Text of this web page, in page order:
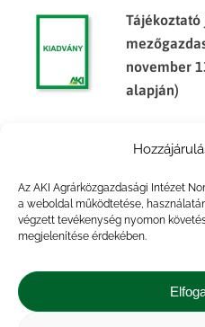
Az AKI Agrárközgazdasági Intézet
a weboldal működtetése,
végzett tevékenység nyomon
megjelenítése érdekében.
Tájékoztató
november
alapján)
november
alapján)
november